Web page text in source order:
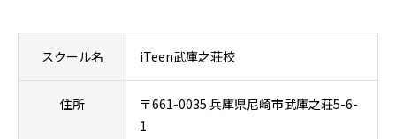
スクール名 iTeen武庫之荘校
住所
〒661-0035 兵庫県尼崎市武庫之荘5-6-
1